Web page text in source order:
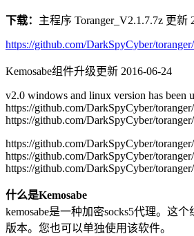
下载： 主程序 Toranger_V2.1.7.7z 更新
https://github.com/DarkSpyCyber/
Kemosabe组件升级更新 2016-06-24
v2.0 windows and linux version has been
https://github.com/DarkSpyCyber/
https://github.com/DarkSpyCyber/
https://github.com/DarkSpyCyber/
https://github.com/DarkSpyCyber/
https://github.com/DarkSpyCyber/
什么是Kemosabe
kemosabe是一种加密socks5代理。这
版本。您也可以单独使用该软件。